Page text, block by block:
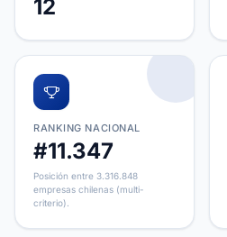
12
RANKING NACIONAL
#11.347
Posición entre 3.316.848
empresas chilenas (multi-
criterio).